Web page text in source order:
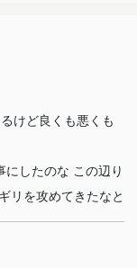
けど良くも悪くも
したのな この辺り
リを攻めてきたなと